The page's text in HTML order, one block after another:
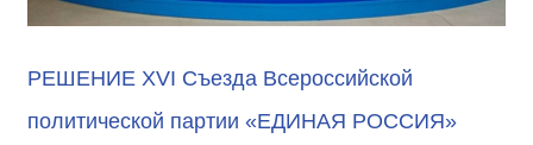
РЕШЕНИЕ XVI Съезда Всероссийской
политической партии «ЕДИНАЯ РОССИЯ»